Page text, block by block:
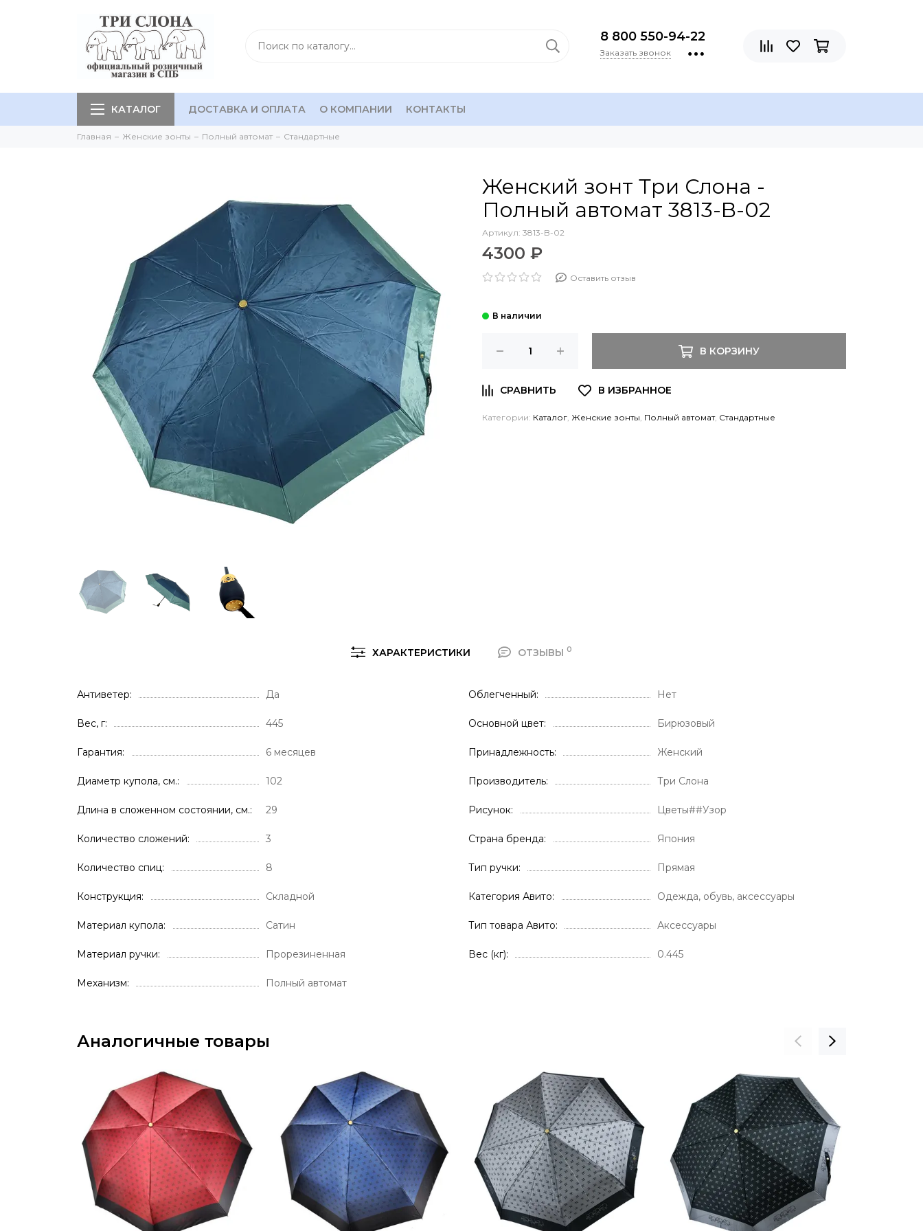
8 800 550-94-22
Заказать звонок
КАТАЛОГ ДОСТАВКА И ОПЛАТА О КОМПАНИИ КОНТАКТЫ
Главная Женские зонты Полный автомат Стандартные
Женский зонт Три Слона -
Полный автомат 3813-B-02
Артикул: 3813-B-02
4300 ₽
Оставить отзыв
В КОРЗИНУ
Категории: Каталог, Женские зонты, Полный автомат, Стандартные
ХАРАКТЕРИСТИКИ ОТЗЫВЫ 0
Антиветер Да
Вес, г 445
Гарантия 6 месяцев
Диаметр купола, см. 102
Длина в сложенном состоянии, см. 29
Количество сложений 3
Количество спиц 8
Конструкция Складной
Материал купола Сатин
Материал ручки Прорезиненная
Механизм Полный автомат
Облегченный Нет
Основной цвет Бирюзовый
Принадлежность Женский
Производитель Три Слона
Рисунок Цветы##Узор
Страна бренда Япония
Тип ручки Прямая
Категория Авито Одежда, обувь, аксессуары
Тип товара Авито Аксессуары
Вес (кг) 0.445
Аналогичные товары